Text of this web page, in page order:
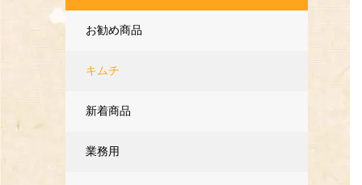
お勧め商品
キムチ
新着商品
業務用